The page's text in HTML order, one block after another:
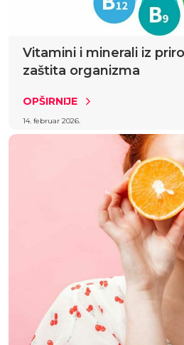
Vitamini i minerali iz
zaštita organizma
OPŠIRNIJE
14. februar 2026.